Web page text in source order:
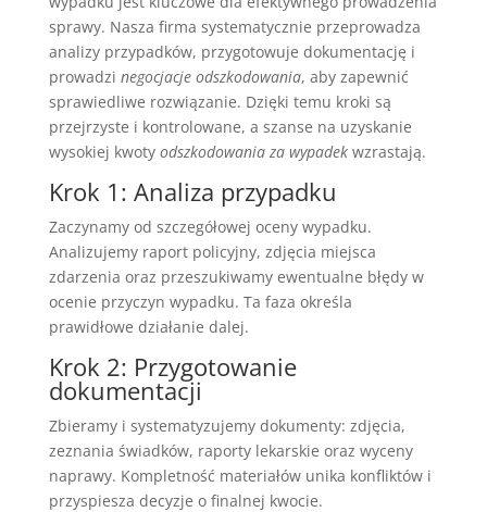
sprawy. Nasza firma systematycznie przeprowadza
analizy przypadków, przygotowuje dokumentację i
prowadzi negocjacje odszkodowania, aby zapewnić
sprawiedliwe rozwiązanie. Dzięki temu kroki są
przejrzyste i kontrolowane, a szanse na uzyskanie
wysokiej kwoty odszkodowania za wypadekwzrastają.
Krok 1: Analiza przypadku
Zaczynamy od szczegółowej oceny wypadku.
Analizujemy raport policyjny, zdjęcia miejsca
zdarzenia oraz przeszukiwamy ewentualne błędy w
ocenie przyczyn wypadku. Ta faza określa
prawidłowe działanie dalej.
Krok 2: Przygotowanie
dokumentacji
Zbieramy i systematyzujemy dokumenty: zdjęcia,
zeznania świadków, raporty lekarskie oraz wyceny
naprawy. Kompletność materiałów unika konfliktów i
przyspiesza decyzje o finalnej kwocie.